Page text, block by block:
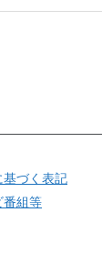
基づく表記
番組等